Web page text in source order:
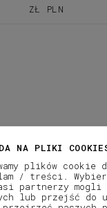
ZŁ PLN
REGULAMIN
NA PLIKI
plików cookie
/ treści.
partnerzy mogli
lub przejść do